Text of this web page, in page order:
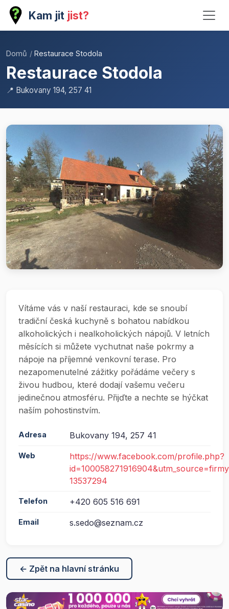
Kam jit jist?
Domů / Restaurace Stodola
Restaurace Stodola
📍 Bukovany 194, 257 41
Vítáme vás v naší restauraci, kde se snoubí
tradiční česká kuchyně s bohatou nabídkou
alkoholických i nealkoholických nápojů. V letních
měsících si můžete vychutnat naše pokrmy a
nápoje na příjemné venkovní terase. Pro
nezapomenutelné zážitky pořádáme večery s
živou hudbou, které dodají vašemu večeru
jedinečnou atmosféru. Přijďte a nechte se hýčkat
naším pohostinstvím.
Adresa Bukovany 194, 257 41
Web
https://www.facebook.com/profile.php?
13537294
Telefon +420 605 516 691
Email s.sedo@seznam.cz
← Zpět na hlavní stránku